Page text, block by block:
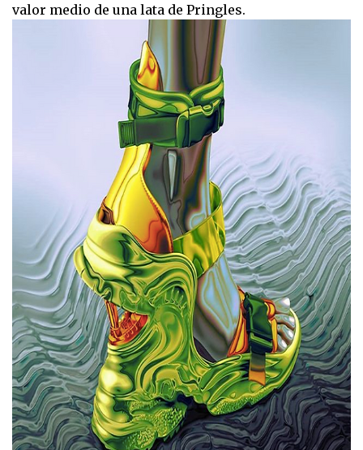
valor medio de una lata de Pringles.